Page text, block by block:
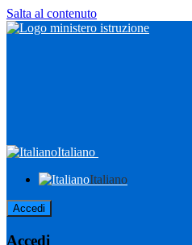
Salta al contenuto
Italiano
Italiano
Accedi
Accedi